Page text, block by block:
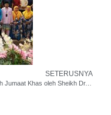
SETERUSNYA
Khutbah Jumaat Khas oleh Sheikh Dr. Maher Hamad Al-Mua’iqaly